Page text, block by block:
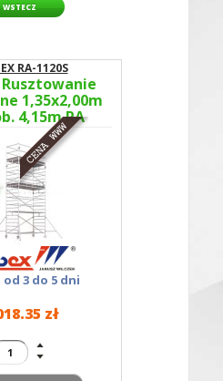
WSTECZ
RA-1120S
Rusztowanie
1,35x2,00m
4,15m RA
TYP 350
od 3 do 5 dni
zł